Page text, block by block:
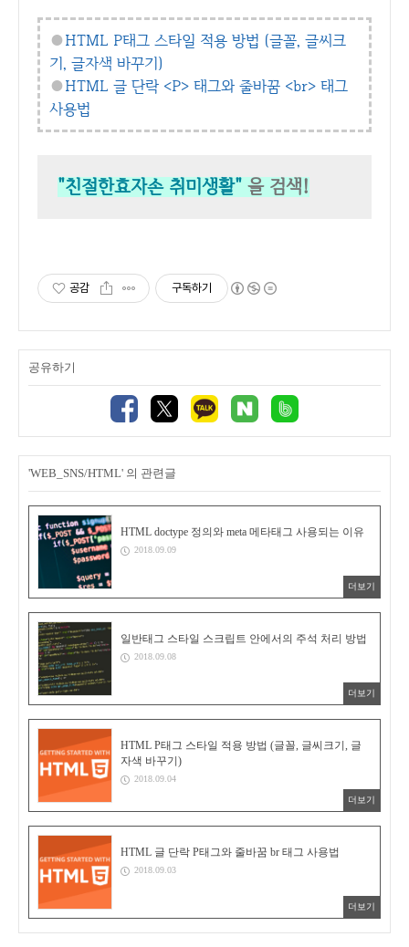
●HTML P태그 스타일 적용 방법 (글꼴, 글씨크
기, 글자색 바꾸기)
●HTML 글 단락 <P> 태그와 줄바꿈 <br> 태그
사용법
"친절한효자손 취미생활" 을 검색!
공감 구독하기
공유하기
'WEB_SNS/HTML' 의 관련글
HTML doctype 정의와 meta 메타태그 사용되는 이유
2018.09.09
더보기
일반태그 스타일 스크립트 안에서의 주석 처리 방법
2018.09.08
더보기
HTML P태그 스타일 적용 방법 (글꼴, 글씨크기, 글
자색 바꾸기)
2018.09.04
더보기
HTML 글 단락 P태그와 줄바꿈 br 태그 사용법
2018.09.03
더보기